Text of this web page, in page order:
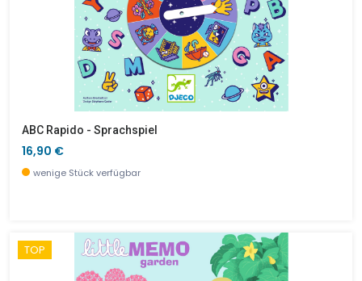
ABC Rapido - Sprachspiel
16,90 €
wenige Stück verfügbar
TOP